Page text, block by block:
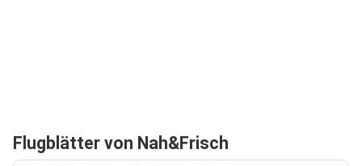
Flugblätter von Nah&Frisch